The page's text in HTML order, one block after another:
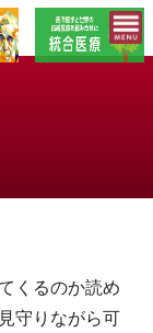
くるのか読め
守りながら可